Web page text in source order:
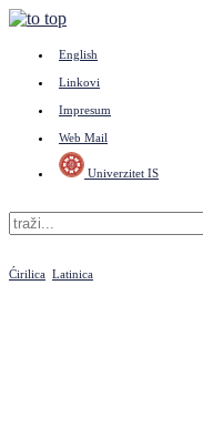
English
Linkovi
Impresum
Web Mail
Univerzitet IS
Ćirilica Latinica